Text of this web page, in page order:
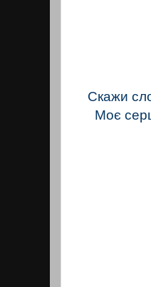
Скажи
Моє